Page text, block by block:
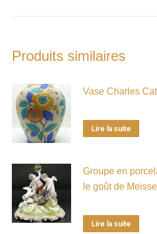
Produits similaires
Vase Charles
Lire la suite
Groupe en
le goût de
Lire la suite